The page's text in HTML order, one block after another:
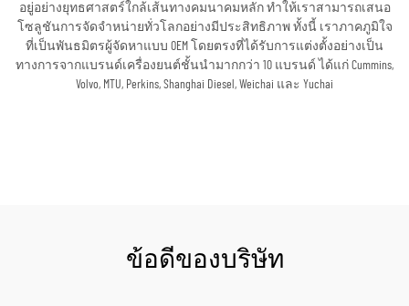
อยู่อย่างยุทธศาสตร์ใกล้เส้นทางคมนาคมหลัก ทำให้เราสามารถเสนอ
โซลูชันการจัดจำหน่ายทั่วโลกอย่างมีประสิทธิภาพ ทั้งนี้ เราภาคภูมิใจ
ที่เป็นพันธมิตรผู้จัดหาแบบ OEM โดยตรงที่ได้รับการแต่งตั้งอย่างเป็น
ทางการจากแบรนด์เครื่องยนต์ชั้นนำมากกว่า 10 แบรนด์ ได้แก่ Cummins,
Volvo, MTU, Perkins, Shanghai Diesel, Weichai และ Yuchai
ข้อดีของบริษัท